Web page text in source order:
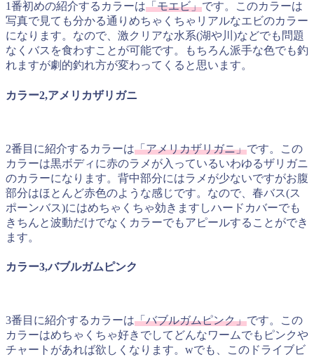
1番初めの紹介するカラーは「モエビ」です。このカラーは
写真で見ても分かる通りめちゃくちゃリアルなエビのカラー
になります。なので、激クリアな水系(湖や川)などでも問題
なくバスを食わすことが可能です。もちろん派手な色でも釣
れますが劇的釣れ方が変わってくると思います。
カラー2,アメリカザリガニ
2番目に紹介するカラーは「アメリカザリガニ」です。この
カラーは黒ボディに赤のラメが入っているいわゆるザリガニ
のカラーになります。背中部分にはラメが少ないですがお腹
部分はほとんど赤色のような感じです。なので、春バス(ス
ポーンバス)にはめちゃくちゃ効きますしハードカバーでも
きちんと波動だけでなくカラーでもアピールすることができ
ます。
カラー3,バブルガムピンク
3番目に紹介するカラーは「バブルガムピンク」です。この
カラーはめちゃくちゃ好きでしてどんなワームでもピンクや
チャートがあれば欲しくなります。wでも、このドライブビ